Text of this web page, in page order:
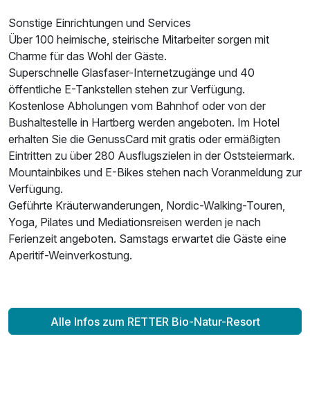
Sonstige Einrichtungen und Services
Über 100 heimische, steirische Mitarbeiter sorgen mit
Charme für das Wohl der Gäste.
Superschnelle Glasfaser-Internetzugänge und 40
öffentliche E-Tankstellen stehen zur Verfügung.
Kostenlose Abholungen vom Bahnhof oder von der
Bushaltestelle in Hartberg werden angeboten. Im Hotel
erhalten Sie die GenussCard mit gratis oder ermäßigten
Eintritten zu über 280 Ausflugszielen in der Oststeiermark.
Mountainbikes und E-Bikes stehen nach Voranmeldung zur
Verfügung.
Geführte Kräuterwanderungen, Nordic-Walking-Touren,
Yoga, Pilates und Mediationsreisen werden je nach
Ferienzeit angeboten. Samstags erwartet die Gäste eine
Aperitif-Weinverkostung.
Alle Infos zum RETTER Bio-Natur-Resort